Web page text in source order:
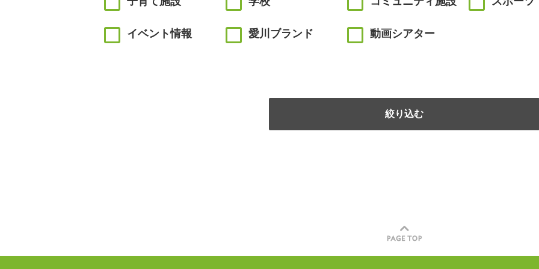
イベント情報 愛川ブランド 動画シアター